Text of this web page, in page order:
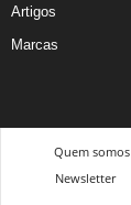
Artigos
Marcas
Quem somos
Newsletter